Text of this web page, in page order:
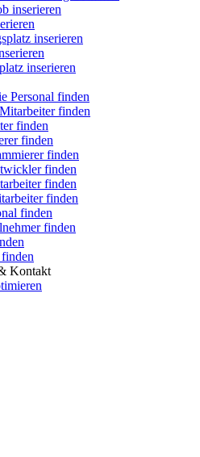
inserieren
inserieren
inserieren
Personal finden
finden
finden
finden
finden
finden
finden
finden
finden
finden
Kontakt